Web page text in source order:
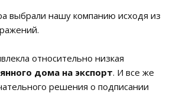
выбрали нашу компанию исходя из
относительно низкая
дома на экспорт. И все же
решения о подписании